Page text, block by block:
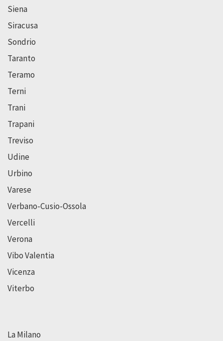
Siena
Siracusa
Sondrio
Taranto
Teramo
Terni
Trani
Trapani
Treviso
Udine
Urbino
Varese
Verbano-Cusio-Ossola
Vercelli
Verona
Vibo Valentia
Vicenza
Viterbo
La Milano